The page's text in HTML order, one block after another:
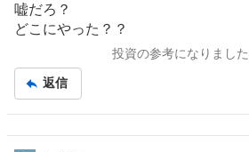
記
事
嘘だろ？
どこにやった？？
投資の参考になりました
返信